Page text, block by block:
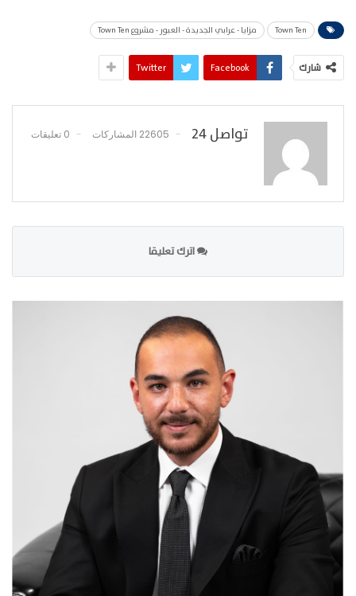
Town Ten مزايا - عرابي الجديدة - العبور - مشروع Town Ten
شارك Facebook
Twitter
تواصل 24 22605 المشاركات 0 تعليقات
اترك تعليقا